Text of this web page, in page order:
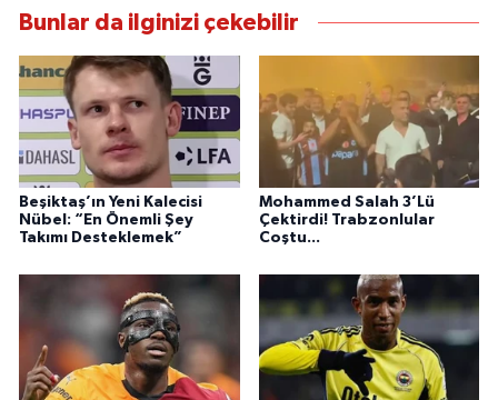
Bunlar da ilginizi çekebilir
Beşiktaş’ın Yeni Kalecisi
Nübel: “En Önemli Şey
Takımı Desteklemek”
Mohammed Salah 3’Lü
Çektirdi! Trabzonlular
Coştu...